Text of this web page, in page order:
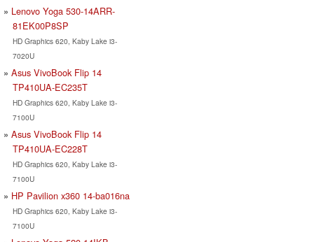
Lenovo Yoga 530-14ARR-
81EK00P8SP
HD Graphics 620, Kaby Lake i3-
7020U
Asus VivoBook Flip 14
TP410UA-EC235T
HD Graphics 620, Kaby Lake i3-
7100U
Asus VivoBook Flip 14
TP410UA-EC228T
HD Graphics 620, Kaby Lake i3-
7100U
HP Pavilion x360 14-ba016na
HD Graphics 620, Kaby Lake i3-
7100U